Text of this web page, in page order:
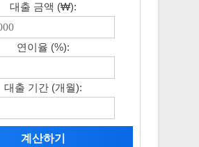
대출 금액 (₩):
연이율 (%):
대출 기간 (개월):
계산하기